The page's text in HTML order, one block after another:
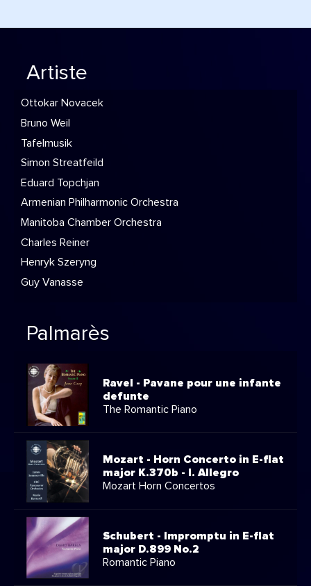
Artiste
Ottokar Novacek
Bruno Weil
Tafelmusik
Simon Streatfeild
Eduard Topchjan
Armenian Philharmonic Orchestra
Manitoba Chamber Orchestra
Charles Reiner
Henryk Szeryng
Guy Vanasse
Palmarès
Ravel - Pavane pour une infante
defunte
The Romantic Piano
Mozart - Horn Concerto in E-flat
major K.370b - I. Allegro
Mozart Horn Concertos
Schubert - Impromptu in E-flat
major D.899 No.2
Romantic Piano